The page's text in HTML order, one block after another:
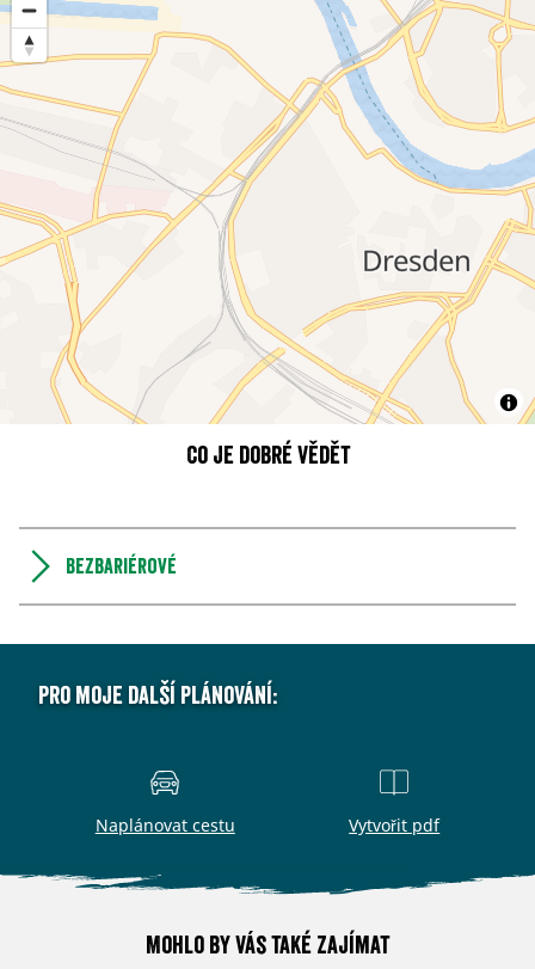
Co je dobré vědět
Bezbariérové
Pro moje další plánování:
Naplánovat cestu Vytvořit pdf
Mohlo by vás také zajímat